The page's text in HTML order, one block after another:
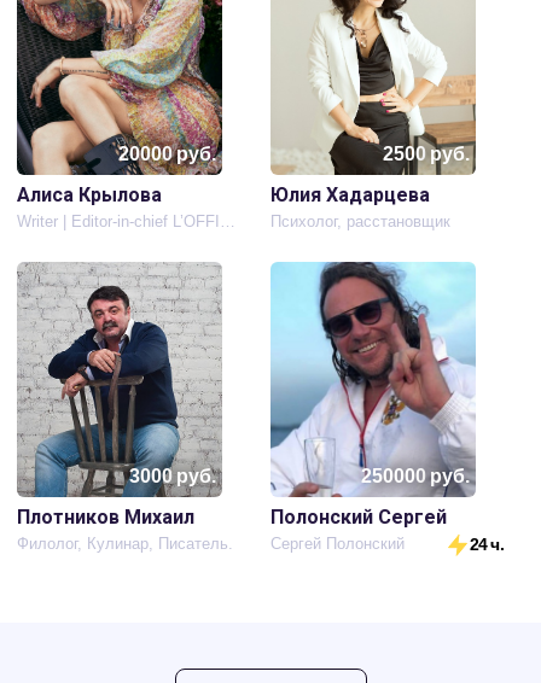
20000руб.
Алиса Крылова
Writer | Editor-in-chief L’OFFICIEL Russia kids | Mrs.Globe | Mrs.Russia
2500 руб.
Юлия Хадарцева
Психолог, расстановщик
3000руб.
Плотников Михаил
Филолог, Кулинар, Писатель.
250000руб.
Полонский Сергей
Сергей Полонский 24 ч.